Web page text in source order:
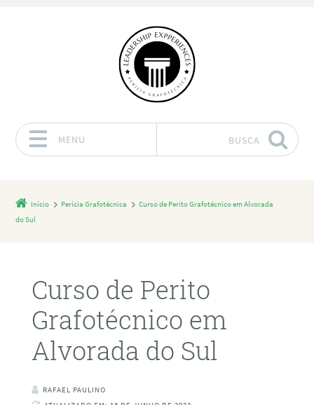
MENU BUSCA
Início Perícia Grafotécnica
Curso de Perito Grafotécnico em Alvorada
do Sul
Curso de Perito
Grafotécnico em
Alvorada do Sul
RAFAEL PAULINO